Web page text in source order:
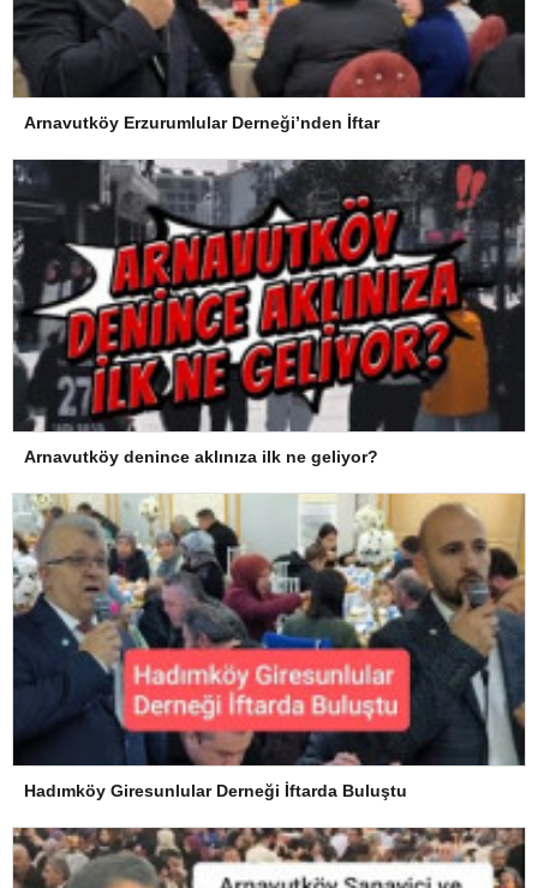
Arnavutköy Erzurumlular Derneği’nden İftar
Arnavutköy denince aklınıza ilk ne geliyor?
Hadımköy Giresunlular Derneği İftarda Buluştu